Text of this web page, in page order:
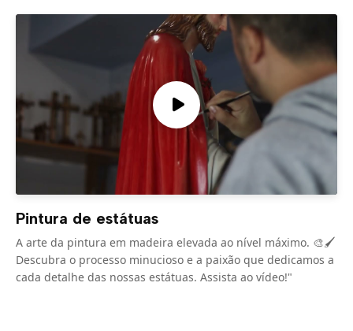
Pintura de estátuas
A arte da pintura em madeira elevada ao nível máximo. 🎨🖌️
Descubra o processo minucioso e a paixão que dedicamos a
cada detalhe das nossas estátuas. Assista ao vídeo!"